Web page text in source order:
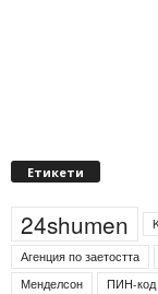
Етикети
24shumen
Агенция по заетостта
Менделсон
ПИН-код